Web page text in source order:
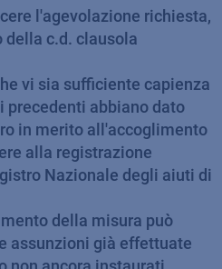
l'agevolazione richiesta,
c.d. clausola
vi sia sufficiente capienza
precedenti abbiano dato
in merito all'accoglimento
alla registrazione
Nazionale degli aiuti di
della misura può
assunzioni già effettuate